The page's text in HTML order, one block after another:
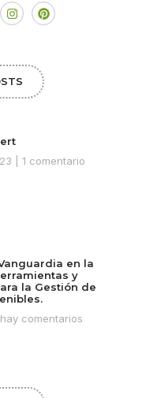
1 comentario
en la
y
la Gestión de
comentarios